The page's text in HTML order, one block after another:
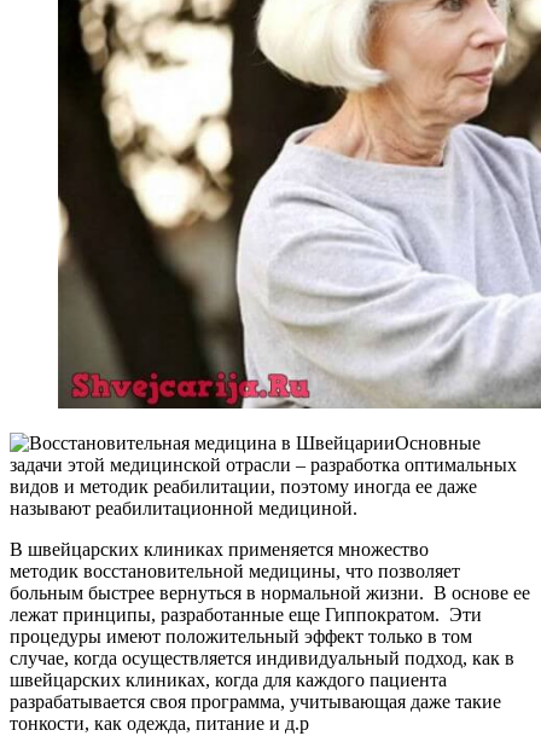
Основные
задачи этой медицинской отрасли – разработка оптимальных
видов и методик реабилитации, поэтому иногда ее даже
называют реабилитационной медициной.
В швейцарских клиниках применяется множество
методик восстановительной медицины, что позволяет
больным быстрее вернуться в нормальной жизни. В основе ее
лежат принципы, разработанные еще Гиппократом. Эти
процедуры имеют положительный эффект только в том
случае, когда осуществляется индивидуальный подход, как в
швейцарских клиниках, когда для каждого пациента
разрабатывается своя программа, учитывающая даже такие
тонкости, как одежда, питание и д.р